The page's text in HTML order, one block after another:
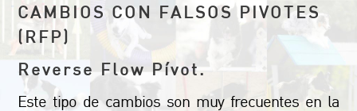
CAMBIOS CON FALSOS PIVOTES
(RFP)
Reverse Flow Pívot.
Este tipo de cambios son muy frecuentes en la